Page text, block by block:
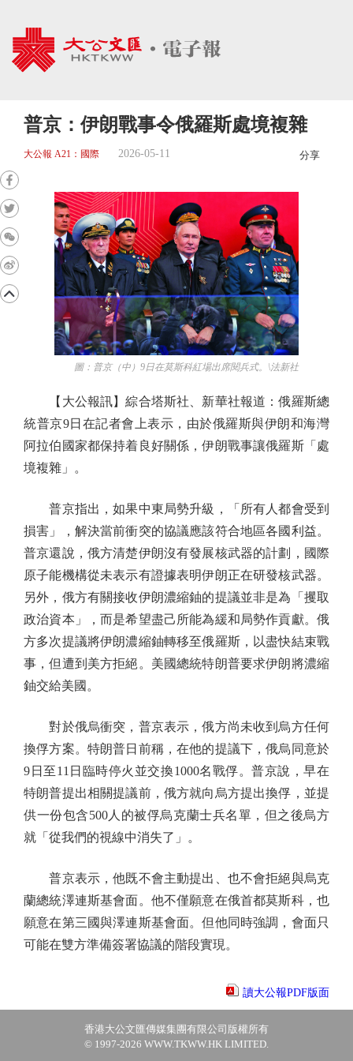
普京：伊朗戰事令俄羅斯處境複雜
大公報 A21：國際 2026-05-11 分享
圖：普京（中）9日在莫斯科紅場出席閱兵式。\法新社
【大公報訊】綜合塔斯社、新華社報道：俄羅斯總
統普京9日在記者會上表示，由於俄羅斯與伊朗和海灣
阿拉伯國家都保持着良好關係，伊朗戰事讓俄羅斯「處
境複雜」。
普京指出，如果中東局勢升級，「所有人都會受到
損害」，解決當前衝突的協議應該符合地區各國利益。
普京還說，俄方清楚伊朗沒有發展核武器的計劃，國際
原子能機構從未表示有證據表明伊朗正在研發核武器。
另外，俄方有關接收伊朗濃縮鈾的提議並非是為「攫取
政治資本」，而是希望盡己所能為緩和局勢作貢獻。俄
方多次提議將伊朗濃縮鈾轉移至俄羅斯，以盡快結束戰
事，但遭到美方拒絕。美國總統特朗普要求伊朗將濃縮
鈾交給美國。
對於俄烏衝突，普京表示，俄方尚未收到烏方任何
換俘方案。特朗普日前稱，在他的提議下，俄烏同意於
9日至11日臨時停火並交換1000名戰俘。普京說，早在
特朗普提出相關提議前，俄方就向烏方提出換俘，並提
供一份包含500人的被俘烏克蘭士兵名單，但之後烏方
就「從我們的視線中消失了」。
普京表示，他既不會主動提出、也不會拒絕與烏克
蘭總統澤連斯基會面。他不僅願意在俄首都莫斯科，也
願意在第三國與澤連斯基會面。但他同時強調，會面只
可能在雙方準備簽署協議的階段實現。
讀大公報PDF版面
香港大公文匯傳媒集團有限公司版權所有
© 1997-2026 WWW.TKWW.HK LIMITED.